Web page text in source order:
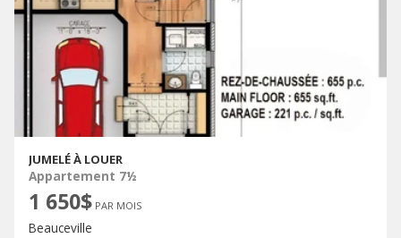
JUMELÉ À LOUER
Appartement 7½
1 650$ PAR MOIS
Beauceville